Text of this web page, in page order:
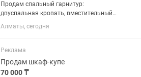
Продам спальный гарнитур:
двуспальная кровать, вместительный
шкаф с зеркалом и письменный стол.
Состояние хорошее, есть небольшие
функциональное. Можно купить...
Алматы, сегодня
Реклама
Продам шкаф-купе
70 000 ₸